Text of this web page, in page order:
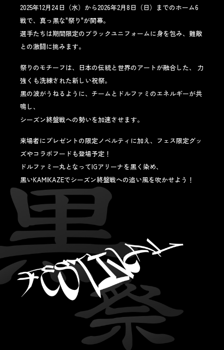
2025年12月24日（水）から2026年2月8日（日）までのホーム6
戦で、真っ黒な"祭り"が開幕。
選手たちは期間限定のブラックユニフォームに身を包み、難敵
との激闘に挑みます。
祭りのモチーフは、日本の伝統と世界のアートが融合した、 力
強くも洗練された新しい祝祭。
黒の波がうねるように、チームとドルファミのエネルギーが共
鳴し、
シーズン終盤戦への勢いを加速させます。
来場者にプレゼントの限定ノベルティに加え、フェス限定グッ
ズやコラボフードも登場予定！
ドルファミ一丸となってIGアリーナを黒く染め、
黒いKAMIKAZEでシーズン終盤戦への追い風を吹かせよう！